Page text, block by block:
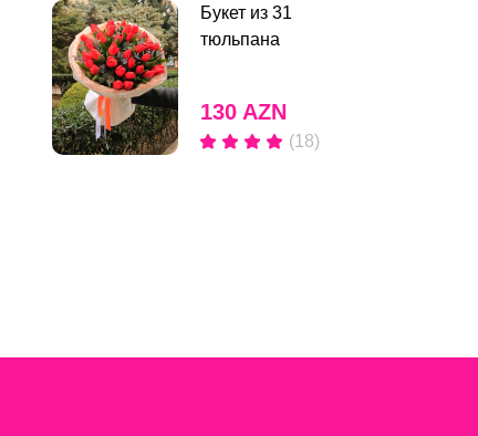
Букет из 31
тюльпана
130 AZN
(18)